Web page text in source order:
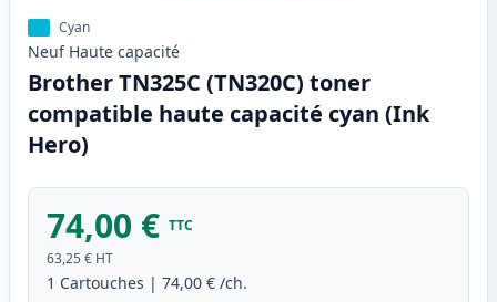
Cyan
Neuf Haute capacité
Brother TN325C (TN320C) toner
compatible haute capacité cyan (Ink
Hero)
74,00 € TTC
63,25 € HT
1 Cartouches | 74,00 € /ch.